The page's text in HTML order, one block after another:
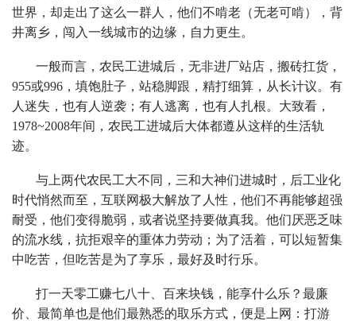
世界，却走出了这么一群人，他们不啃老（无老可啃），背
井离乡，闯入一线城市的边缘，自力更生。
一般而言，农民工进城后，无非进厂站店，搬砖扛货，
955或996，填饱肚子，站稳脚跟，精打细算，从长计议。有
人迷失，也有人逆袭；有人逃离，也有人扎根。大致看，
1978~2008年间，农民工进城后大体都遵从这样的生活轨
迹。
与上两代农民工大不同，三和大神们进城时，后工业化
时代悄然而至，互联网极大解放了人性，他们不再能够超强
耐受，他们变得脆弱，或者说坚持要做真我。他们厌恶乏味
的流水线，抗拒艰辛的重体力劳动；为了活着，可以短暂集
中吃苦，但吃苦是为了享乐，最好及时行乐。
打一天零工赚七八十、百来块钱，能享什么乐？最廉
价、最简单也是他们最熟悉的取乐方式，便是上网：打游